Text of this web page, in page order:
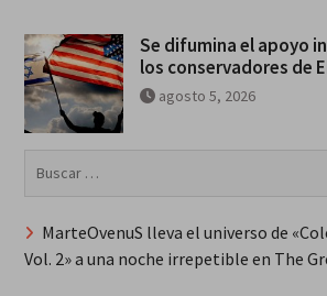
Se difumina el apoyo
los conservadores de
agosto 5, 2026
MarteOvenuS lleva el universo de
Vol. 2» a una noche irrepetible en The